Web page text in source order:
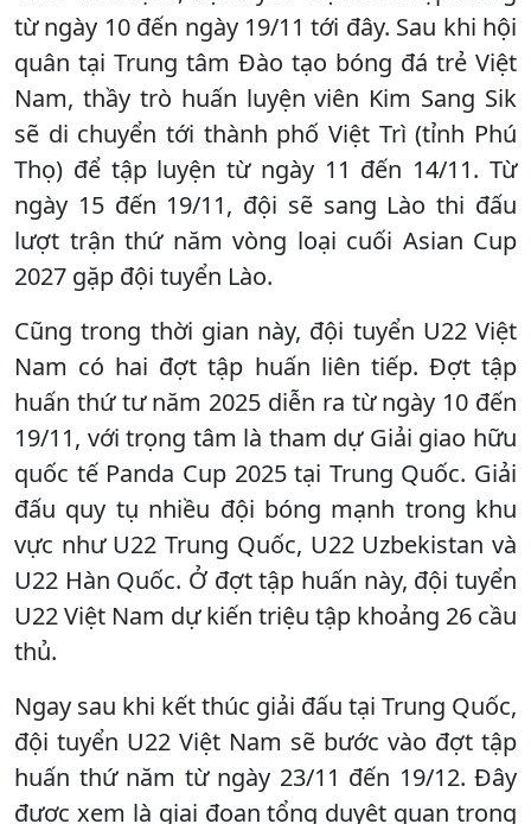
từ ngày 10 đến ngày 19/11 tới đây. Sau khi hội
quân tại Trung tâm Đào tạo bóng đá trẻ Việt
Nam, thầy trò huấn luyện viên Kim Sang Sik
sẽ di chuyển tới thành phố Việt Trì (tỉnh Phú
Thọ) để tập luyện từ ngày 11 đến 14/11. Từ
ngày 15 đến 19/11, đội sẽ sang Lào thi đấu
lượt trận thứ năm vòng loại cuối Asian Cup
2027 gặp đội tuyển Lào.
Cũng trong thời gian này, đội tuyển U22 Việt
Nam có hai đợt tập huấn liên tiếp. Đợt tập
huấn thứ tư năm 2025 diễn ra từ ngày 10 đến
19/11, với trọng tâm là tham dự Giải giao hữu
quốc tế Panda Cup 2025 tại Trung Quốc. Giải
đấu quy tụ nhiều đội bóng mạnh trong khu
vực như U22 Trung Quốc, U22 Uzbekistan và
U22 Hàn Quốc. Ở đợt tập huấn này, đội tuyển
U22 Việt Nam dự kiến triệu tập khoảng 26 cầu
thủ.
Ngay sau khi kết thúc giải đấu tại Trung Quốc,
đội tuyển U22 Việt Nam sẽ bước vào đợt tập
huấn thứ năm từ ngày 23/11 đến 19/12. Đây
được xem là giai đoạn tổng duyệt quan trọng